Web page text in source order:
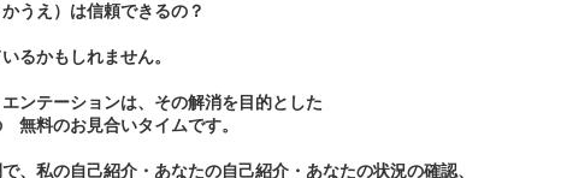
うえ）は信頼できるの？
るかもしれません。
ンテーションは、その解消を目的とした
無料のお見合いタイムです。
、私の自己紹介・あなたの自己紹介・あなたの状況の確認、